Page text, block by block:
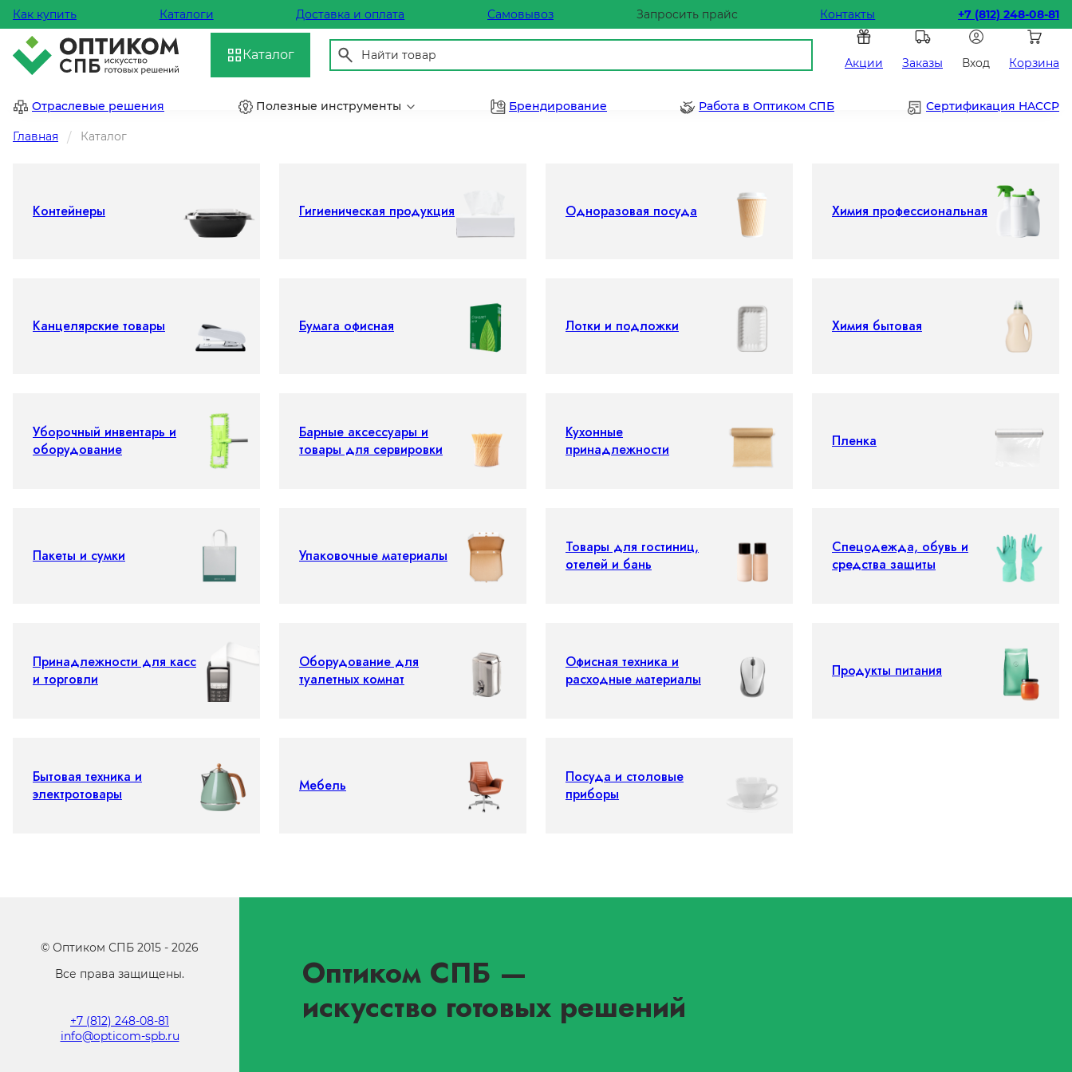
Как купить Каталоги Доставка и оплата Самовывоз Запросить прайс Контакты +7 (812) 248-08-81
Каталог
Акции Заказы Вход Корзина
Отраслевые решения Полезные инструменты Брендирование Работа в Оптиком СПБ Сертификация HACCP
Главная Каталог
Контейнеры Гигиеническая продукция Одноразовая посуда Химия профессиональная
Канцелярские товары Бумага офисная Лотки и подложки Химия бытовая
Уборочный инвентарь и
оборудование
Барные аксессуары и
товары для сервировки
Кухонные
принадлежности
Пленка
Пакеты и сумки Упаковочные материалы
Товары для гостиниц,
отелей и бань
Спецодежда, обувь и
средства защиты
Принадлежности для касс
и торговли
Оборудование для
туалетных комнат
Офисная техника и
расходные материалы
Продукты питания
Бытовая техника и
электротовары
Мебель
Посуда и столовые
приборы
© Оптиком СПБ 2015 - 2026
Все права защищены.
+7 (812) 248-08-81
info@opticom-spb.ru
Оптиком СПБ —
искусство готовых решений